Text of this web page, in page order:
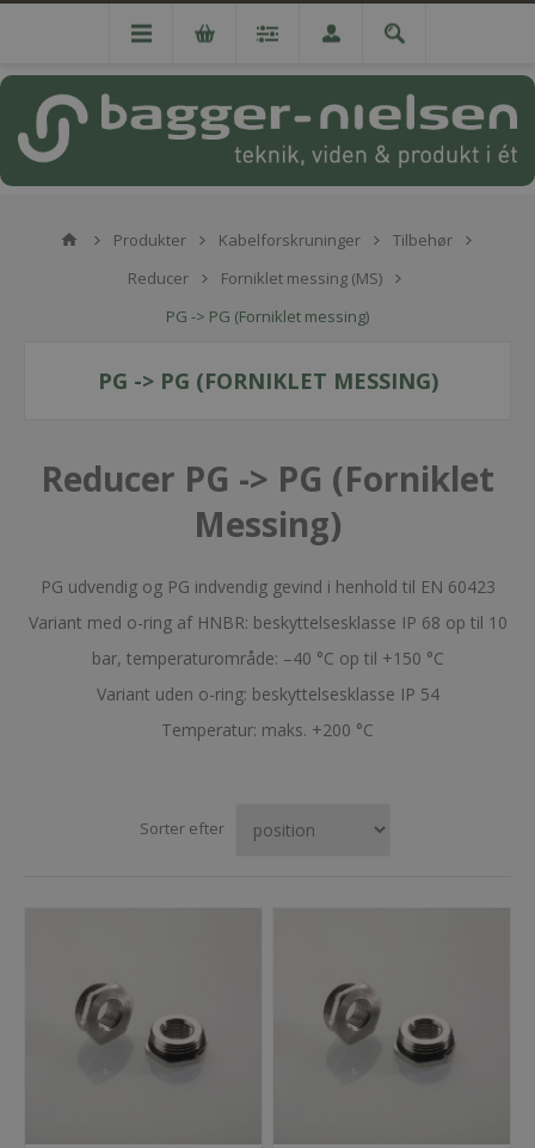
Produkter Kabelforskruninger
Tilbehør
Reducer
Forniklet messing (MS)
PG -> PG (Forniklet messing)
PG -> PG (FORNIKLET MESSING)
Reducer PG -> PG (Forniklet
Messing)
PG udvendig og PG indvendig gevind i henhold til EN 60423
Variant med o-ring af HNBR: beskyttelsesklasse IP 68 op til 10
bar, temperaturområde: –40 °C op til +150 °C
Variant uden o-ring: beskyttelsesklasse IP 54
Temperatur: maks. +200 °C
Sorter efter